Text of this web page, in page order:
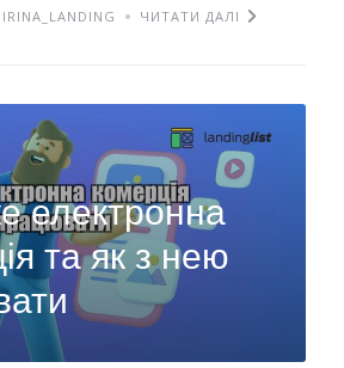
ЧИТАТИ ДАЛІ
електронна
та як з нею